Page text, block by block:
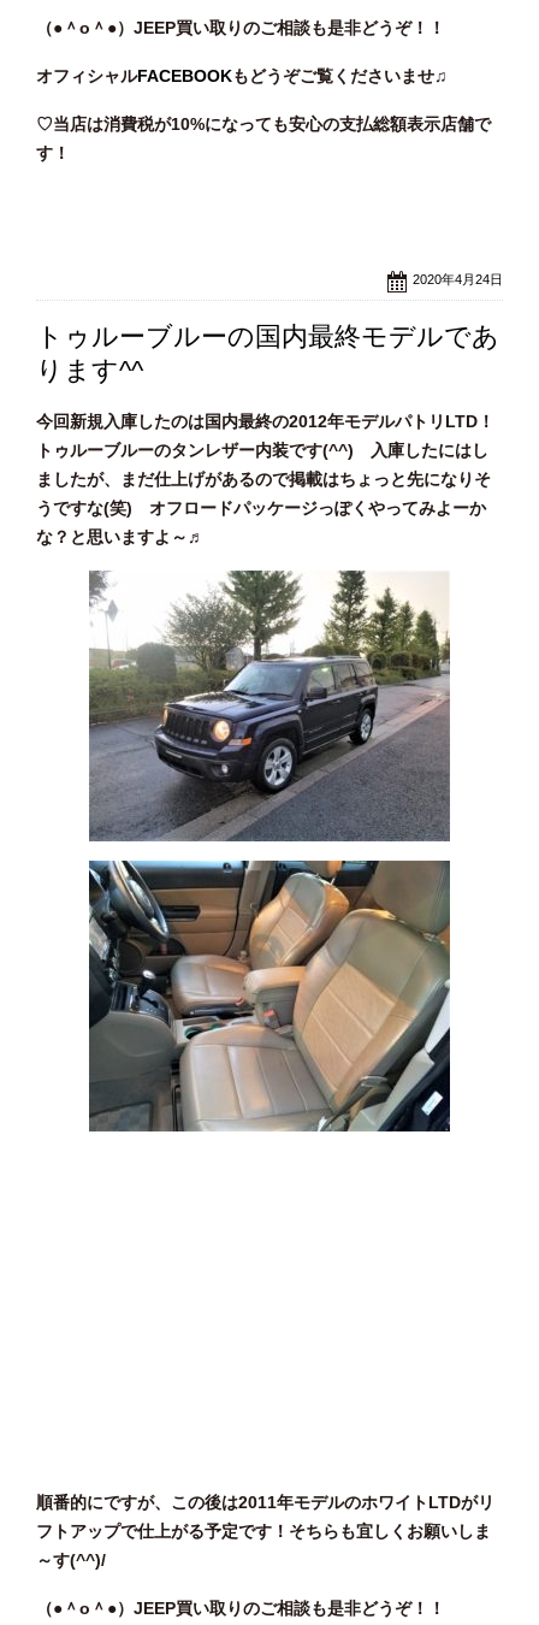
（●＾o ＾●）JEEP買い取りのご相談も是非どうぞ！！
オフィシャルFACEBOOKもどうぞご覧くださいませ♫
♡当店は消費税が10%になっても安心の支払総額表示店舗で
す！
2020年4月24日
トゥルーブルーの国内最終モデルであ
ります^^
今回新規入庫したのは国内最終の2012年モデルパトリLTD！
トゥルーブルーのタンレザー内装です(^^) 入庫したにはし
ましたが、まだ仕上げがあるので掲載はちょっと先になりそ
うですな(笑) オフロードパッケージっぽくやってみよーか
な？と思いますよ～♬
順番的にですが、この後は2011年モデルのホワイトLTDがリ
フトアップで仕上がる予定です！そちらも宜しくお願いしま
～す(^^)/
（●＾o ＾●）JEEP買い取りのご相談も是非どうぞ！！